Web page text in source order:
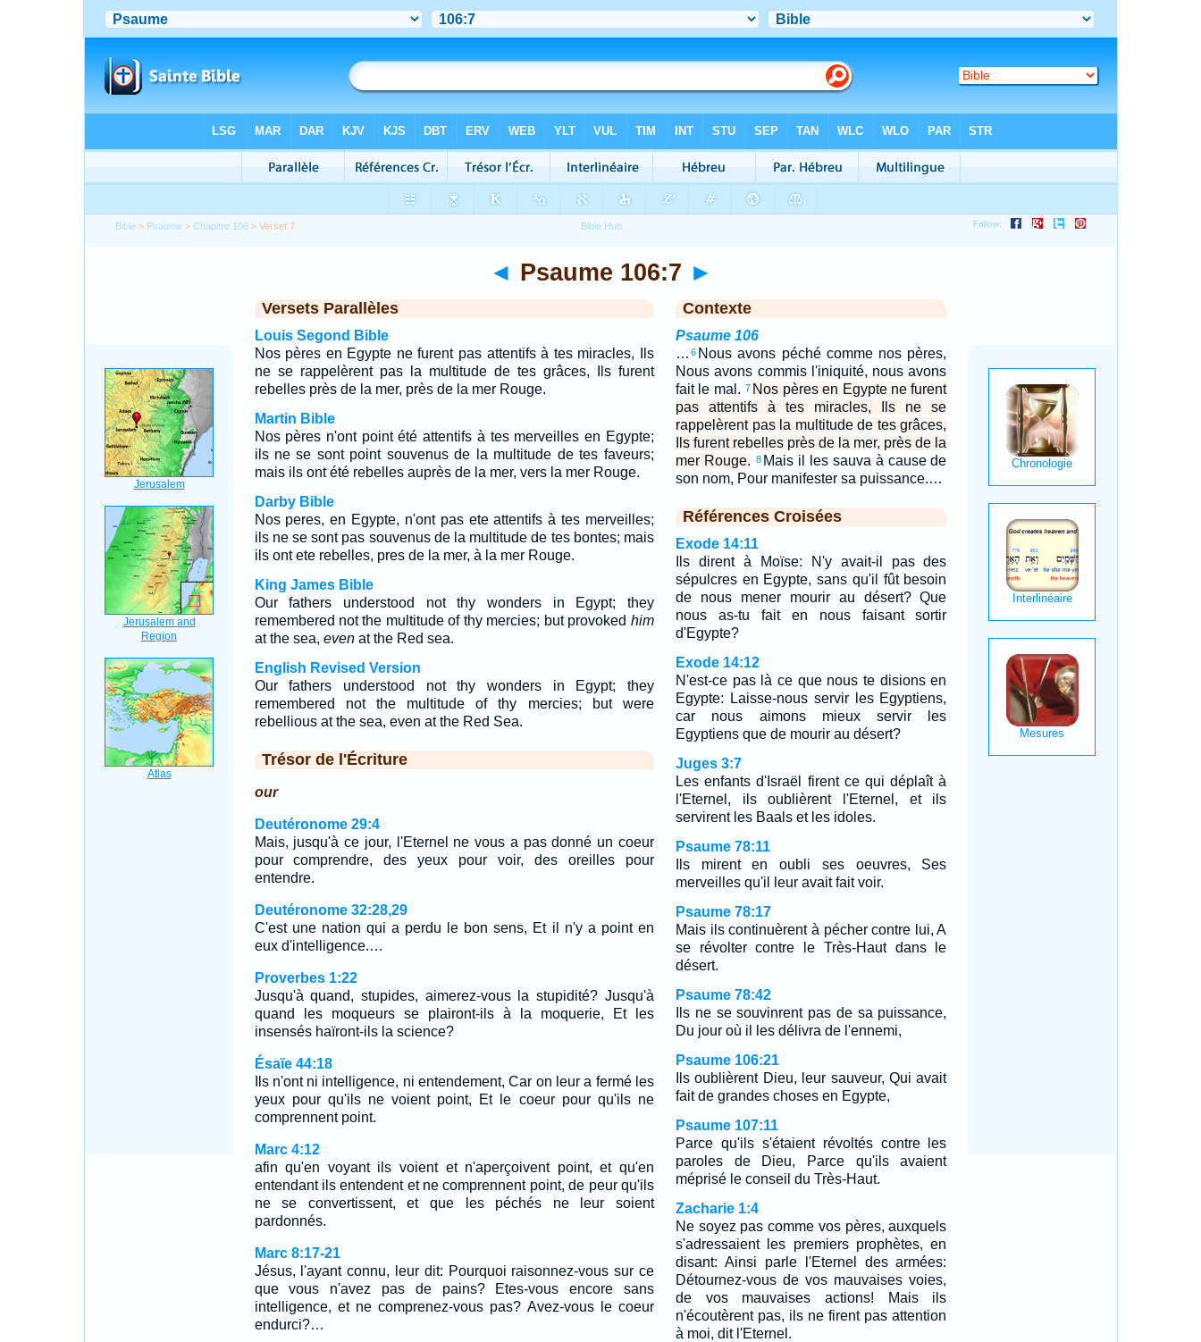
Bible > Psaume >Chapitre 106 > Verset 7
◄ Psaume 106:7 ►
Versets Parallèles
Louis Segond Bible
Nos pères en Egypte ne furent pas attentifs à tes miracles, Ils
ne se rappelèrent pas la multitude de tes grâces, Ils furent
rebelles près de la mer, près de la mer Rouge.
Martin Bible
Nos pères n'ont point été attentifs à tes merveilles en Egypte;
ils ne se sont point souvenus de la multitude de tes faveurs;
mais ils ont été rebelles auprès de la mer, vers la mer Rouge.
Darby Bible
Nos peres, en Egypte, n'ont pas ete attentifs à tes merveilles;
ils ne se sont pas souvenus de la multitude de tes bontes; mais
ils ont ete rebelles, pres de la mer, à la mer Rouge.
King James Bible
Our fathers understood not thy wonders in Egypt; they
remembered not the multitude of thy mercies; but provoked him
at the sea, evenat the Red sea.
English Revised Version
Our fathers understood not thy wonders in Egypt; they
remembered not the multitude of thy mercies; but were
rebellious at the sea, even at the Red Sea.
Trésor de l'Écriture
our
Deutéronome 29:4
Mais, jusqu'à ce jour, l'Eternel ne vous a pas donné un coeur
pour comprendre, des yeux pour voir, des oreilles pour
entendre.
Deutéronome 32:28,29
C'est une nation qui a perdu le bon sens, Et il n'y a point en
eux d'intelligence.…
Proverbes 1:22
Jusqu'à quand, stupides, aimerez-vous la stupidité? Jusqu'à
quand les moqueurs se plairont-ils à la moquerie, Et les
insensés haïront-ils la science?
Ésaïe 44:18
Ils n'ont ni intelligence, ni entendement, Car on leur a fermé les
yeux pour qu'ils ne voient point, Et le coeur pour qu'ils ne
comprennent point.
Marc 4:12
afin qu'en voyant ils voient et n'aperçoivent point, et qu'en
entendant ils entendent et ne comprennent point, de peur qu'ils
ne se convertissent, et que les péchés ne leur soient
pardonnés.
Marc 8:17-21
Jésus, l'ayant connu, leur dit: Pourquoi raisonnez-vous sur ce
que vous n'avez pas de pains? Etes-vous encore sans
intelligence, et ne comprenez-vous pas? Avez-vous le coeur
endurci?…
Contexte
Psaume 106
… 6 Nous avons péché comme nos pères,
Nous avons commis l'iniquité, nous avons
fait le mal. 7 Nos pères en Egypte ne furent
pas attentifs à tes miracles, Ils ne se
rappelèrent pas la multitude de tes grâces,
Ils furent rebelles près de la mer, près de la
mer Rouge. 8 Mais il les sauva à cause de
son nom, Pour manifester sa puissance.…
Références Croisées
Exode 14:11
Ils dirent à Moïse: N'y avait-il pas des
sépulcres en Egypte, sans qu'il fût besoin
de nous mener mourir au désert? Que
nous as-tu fait en nous faisant sortir
d'Egypte?
Exode 14:12
N'est-ce pas là ce que nous te disions en
Egypte: Laisse-nous servir les Egyptiens,
car nous aimons mieux servir les
Egyptiens que de mourir au désert?
Juges 3:7
Les enfants d'Israël firent ce qui déplaît à
l'Eternel, ils oublièrent l'Eternel, et ils
servirent les Baals et les idoles.
Psaume 78:11
Ils mirent en oubli ses oeuvres, Ses
merveilles qu'il leur avait fait voir.
Psaume 78:17
Mais ils continuèrent à pécher contre lui, A
se révolter contre le Très-Haut dans le
désert.
Psaume 78:42
Ils ne se souvinrent pas de sa puissance,
Du jour où il les délivra de l'ennemi,
Psaume 106:21
Ils oublièrent Dieu, leur sauveur, Qui avait
fait de grandes choses en Egypte,
Psaume 107:11
Parce qu'ils s'étaient révoltés contre les
paroles de Dieu, Parce qu'ils avaient
méprisé le conseil du Très-Haut.
Zacharie 1:4
Ne soyez pas comme vos pères, auxquels
s'adressaient les premiers prophètes, en
disant: Ainsi parle l'Eternel des armées:
Détournez-vous de vos mauvaises voies,
de vos mauvaises actions! Mais ils
n'écoutèrent pas, ils ne firent pas attention
à moi, dit l'Eternel.